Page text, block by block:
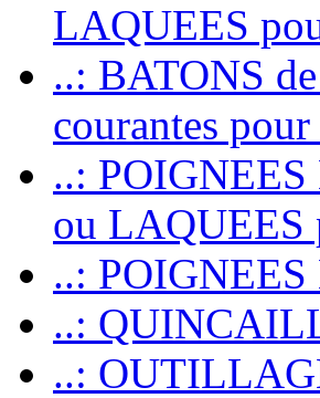
LAQUEES
..: BATONS
courantes pour
..:
ou LAQUEES
..:
..:
..: